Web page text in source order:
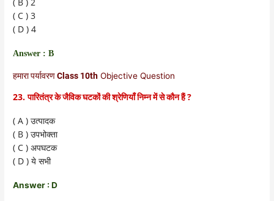
( C ) 3
( D ) 4
Answer : B
हमारा पर्यावरण Class 10th Objective Question
23.पारितंत्र के जैविक घटकों की श्रेणियाँ निम्न में से कौन हैं?
( A )उत्पादक
( B )उपभोक्ता
( C )अपघटक
( D )ये सभी
Answer : D